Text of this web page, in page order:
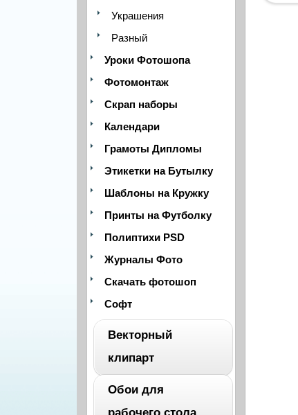
Украшения
Разный
Уроки Фотошопа
Фотомонтаж
Скрап наборы
Календари
Грамоты Дипломы
Этикетки на Бутылку
Шаблоны на Кружку
Принты на Футболку
Полиптихи PSD
Журналы Фото
Скачать фотошоп
Софт
Векторный
клипарт
Обои для